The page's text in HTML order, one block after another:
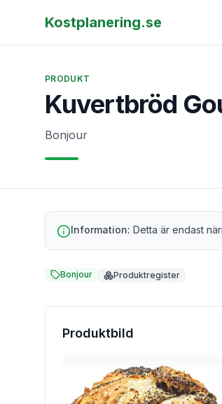
Kostplanering.se
PRODUKT
Kuvertbröd
Bonjour
Information: Detta är endast
Bonjour Produktregister
Produktbild